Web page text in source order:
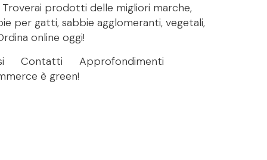
prodotti delle migliori marche,
per gatti, sabbie agglomeranti, vegetali,
online oggi!
Contatti
Approfondimenti
è green!